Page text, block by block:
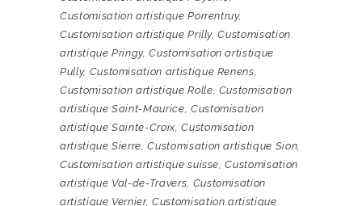
Customisation artistique Porrentruy,
Customisation artistique Prilly,Customisation
artistique Pringy,Customisation artistique
Pully, Customisation artistique Renens,
Customisation artistique Rolle, Customisation
artistique Saint-Maurice, Customisation
artistique Sainte-Croix,Customisation
artistique Sierre,Customisation artistique Sion,
Customisation artistique suisse,Customisation
artistique Val-de-Travers, Customisation
artistique Vernier,Customisation artistique